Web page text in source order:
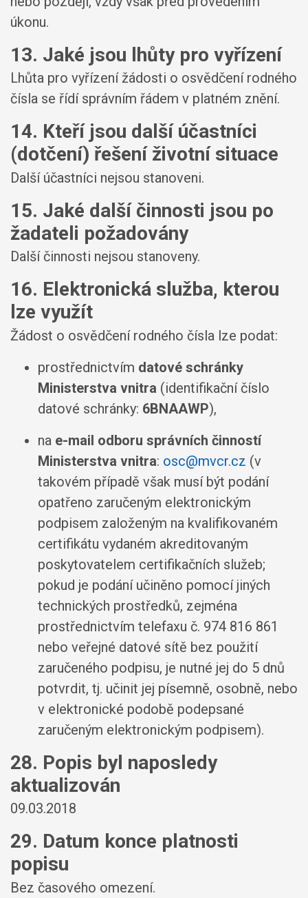
úkonu.
13. Jaké jsou lhůty pro vyřízení
Lhůta pro vyřízení žádosti o osvědčení rodného
čísla se řídí správním řádem v platném znění.
14. Kteří jsou další účastníci
(dotčení) řešení životní situace
Další účastníci nejsou stanoveni.
15. Jaké další činnosti jsou po
žadateli požadovány
Další činnosti nejsou stanoveny.
16. Elektronická služba, kterou
lze využít
Žádost o osvědčení rodného čísla lze podat:
prostřednictvím datové schránky
Ministerstva vnitra (identifikační číslo
datové schránky: 6BNAAWP),
na e-mail odboru správních činností
Ministerstva vnitra: osc@mvcr.cz (v
takovém případě však musí být podání
opatřeno zaručeným elektronickým
podpisem založeným na kvalifikovaném
certifikátu vydaném akreditovaným
poskytovatelem certifikačních služeb;
pokud je podání učiněno pomocí jiných
technických prostředků, zejména
prostřednictvím telefaxu č. 974 816 861
nebo veřejné datové sítě bez použití
zaručeného podpisu, je nutné jej do 5 dnů
potvrdit, tj. učinit jej písemně, osobně, nebo
v elektronické podobě podepsané
zaručeným elektronickým podpisem).
28. Popis byl naposledy
aktualizován
09.03.2018
29. Datum konce platnosti
popisu
Bez časového omezení.